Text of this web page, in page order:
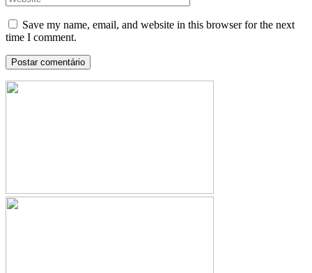
Save my name, email, and website in this browser for the next
time I comment.